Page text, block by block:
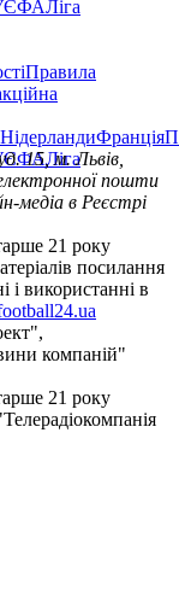
Ліга
Правила
НідерландиФранція
Ліга
15, м. Львів,
пошти
медіа в Реєстрі
21 року
посилання
використанні в
компаній"
21 року